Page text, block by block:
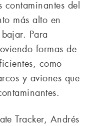
contaminantes del
más alto en
Para
formas de
como
y aviones que
Tracker, Andrés